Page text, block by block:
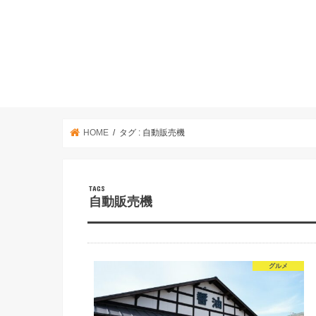
HOME タグ : 自動販売機
自動販売機
グルメ